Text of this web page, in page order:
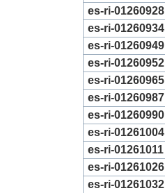
es-ri-01260928
es-ri-01260934
es-ri-01260949
es-ri-01260952
es-ri-01260965
es-ri-01260987
es-ri-01260990
es-ri-01261004
es-ri-01261011
es-ri-01261026
es-ri-01261032